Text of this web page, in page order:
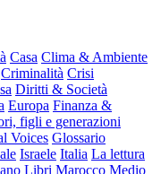
Casa Clima & Ambiente
Criminalità Crisi
Diritti & Società
Europa Finanza &
figli e generazioni
Voices Glossario
Israele Italia La lettura
Libri Marocco Medio